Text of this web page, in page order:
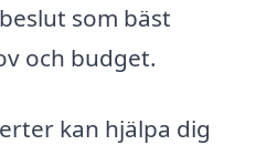
som bäst
och budget.
kan hjälpa dig